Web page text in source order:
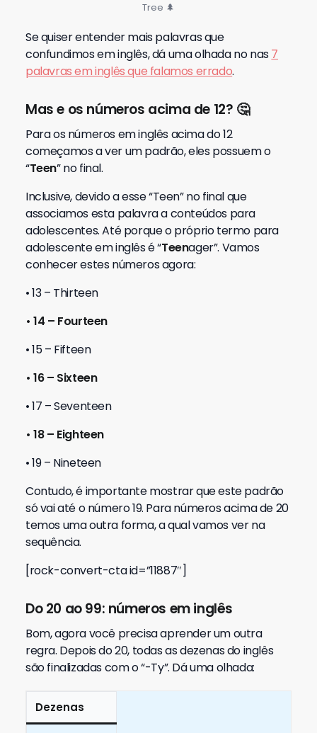
Tree 🌲
Se quiser entender mais palavras que
confundimos em inglês, dá uma olhada no nas7
palavras em inglês que falamos errado.
Mas e os números acima de 12? 🤔
Para os números em inglês acima do 12
começamos a ver um padrão, eles possuem o
“Teen” no final.
Inclusive, devido a esse “Teen” no final que
associamos esta palavra a conteúdos para
adolescentes. Até porque o próprio termo para
adolescente em inglês é “Teenager”. Vamos
conhecer estes números agora:
• 13 – Thirteen
• 14 – Fourteen
• 15 – Fifteen
• 16 – Sixteen
• 17 – Seventeen
• 18 – Eighteen
• 19 – Nineteen
Contudo, é importante mostrar que este padrão
só vai até o número 19. Para números acima de 20
temos uma outra forma, a qual vamos ver na
sequência.
[rock-convert-cta id=”11887″]
Do 20 ao 99: números em inglês
Bom, agora você precisa aprender um outra
regra. Depois do 20, todas as dezenas do inglês
são finalizadas com o “-Ty”. Dá uma olhada:
Dezenas